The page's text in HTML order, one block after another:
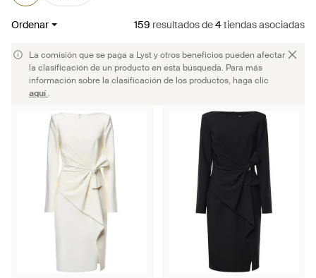
Ordenar 159 resultadosde4tiendas asociadas
La comisión que se paga a Lyst y otros beneficios pueden afectar
la clasificación de un producto en esta búsqueda. Para más
información sobre la clasificación de los productos, haga clic
aquí.